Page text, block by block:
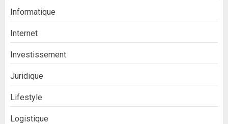
Informatique
Internet
Investissement
Juridique
Lifestyle
Logistique